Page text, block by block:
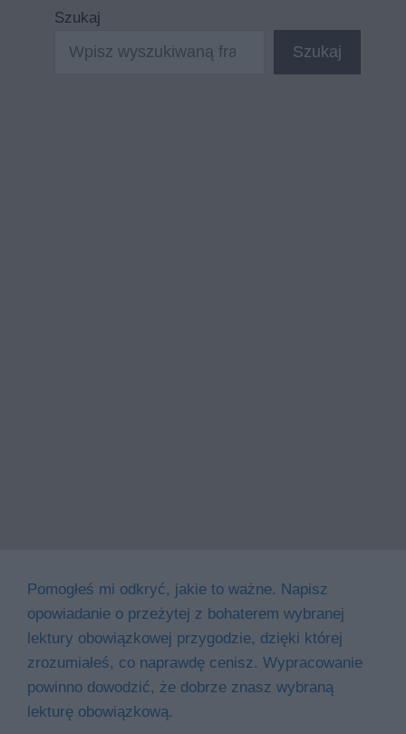
Szukaj
Szukaj
Pomogłeś mi odkryć, jakie to ważne. Napisz
opowiadanie o przeżytej z bohaterem wybranej
lektury obowiązkowej przygodzie, dzięki której
zrozumiałeś, co naprawdę cenisz. Wypracowanie
powinno dowodzić, że dobrze znasz wybraną
lekturę obowiązkową.